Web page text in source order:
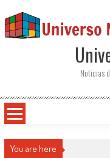
Noticias
You are here